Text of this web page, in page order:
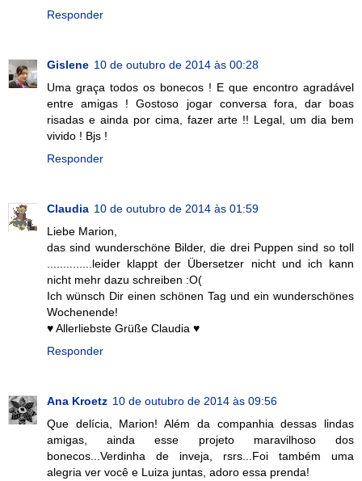
Responder
Gislene 10 de outubro de 2014 às 00:28
Uma graça todos os bonecos ! E que encontro agradável
entre amigas ! Gostoso jogar conversa fora, dar boas
risadas e ainda por cima, fazer arte !! Legal, um dia bem
vivido ! Bjs !
Responder
Claudia 10 de outubro de 2014 às 01:59
Liebe Marion,
das sind wunderschöne Bilder, die drei Puppen sind so toll
..............leider klappt der Übersetzer nicht und ich kann
nicht mehr dazu schreiben :O(
Ich wünsch Dir einen schönen Tag und ein wunderschönes
Wochenende!
♥ Allerliebste Grüße Claudia ♥
Responder
Ana Kroetz 10 de outubro de 2014 às 09:56
Que delícia, Marion! Além da companhia dessas lindas
amigas, ainda esse projeto maravilhoso dos
bonecos...Verdinha de inveja, rsrs...Foi também uma
alegria ver você e Luiza juntas, adoro essa prenda!